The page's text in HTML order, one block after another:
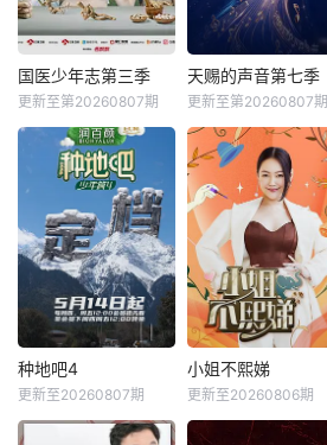
国医少年志第三季
更新至第20260807期
天赐的声音第七季
更新至第20260807期
种地吧4
更新至20260807期
小姐不熙娣
更新至20260806期